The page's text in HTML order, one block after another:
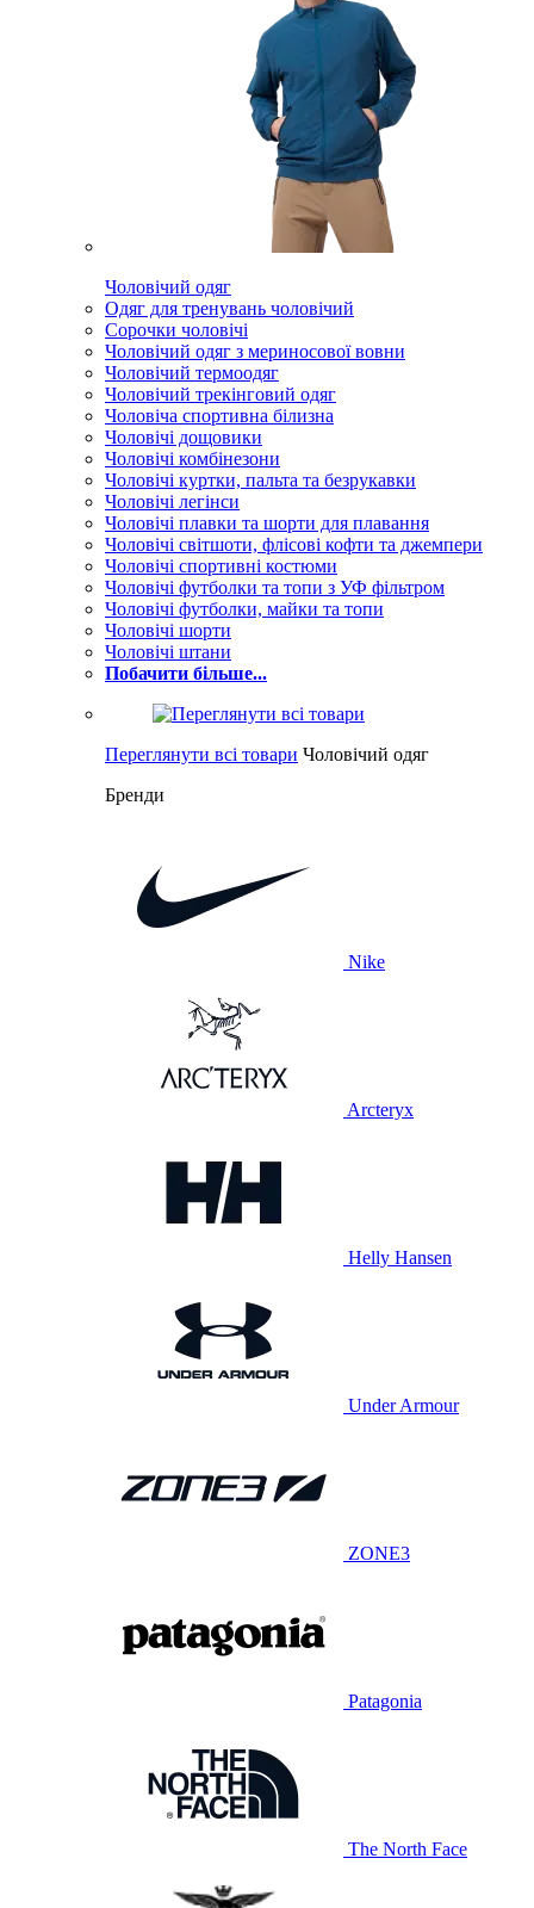
Чоловічий одяг
Одяг для тренувань чоловічий
Сорочки чоловічі
Чоловічий одяг з мериносової вовни
Чоловічий термоодяг
Чоловічий трекінговий одяг
Чоловіча спортивна білизна
Чоловічі дощовики
Чоловічі комбінезони
Чоловічі куртки, пальта та безрукавки
Чоловічі легінси
Чоловічі плавки та шорти для плавання
Чоловічі світшоти, флісові кофти та джемпери
Чоловічі спортивні костюми
Чоловічі футболки та топи з УФ фільтром
Чоловічі футболки, майки та топи
Чоловічі шорти
Чоловічі штани
Побачити більше...
Переглянути всі товари Чоловічий одяг
Бренди
Nike
Arcteryx
Helly Hansen
Under Armour
ZONE3
Patagonia
The North Face